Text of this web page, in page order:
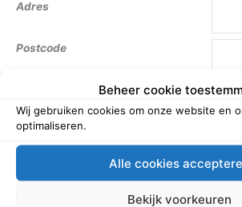
Beheer cookie
Wij gebruiken cookies om onze website en
optimaliseren.
Alle cookies
Bekijk voorkeuren
Adres
Postcode
Telefoon (mobiel)